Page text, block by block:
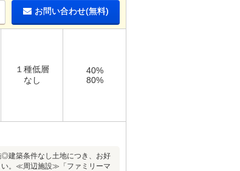
お問い合わせ(無料)
１種低層
なし
40%
80%
建築条件なし土地につき、お好
い。≪周辺施設≫「ファミリーマ